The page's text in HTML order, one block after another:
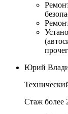
Юрий
Стаж более